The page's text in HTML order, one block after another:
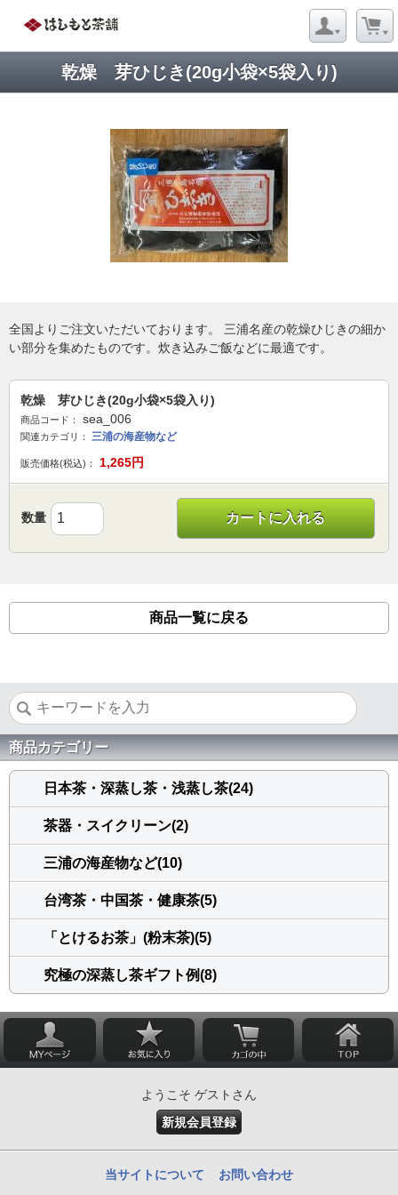
乾燥 芽ひじき(20g小袋×5袋入り)
全国よりご注文いただいております。 三浦名産の乾燥ひじきの細か
い部分を集めたものです。炊き込みご飯などに最適です。
乾燥 芽ひじき(20g小袋×5袋入り)
商品コード： sea_006
関連カテゴリ： 三浦の海産物など
販売価格(税込)： 1,265円
数量 カートに入れる
商品一覧に戻る
商品カテゴリー
日本茶・深蒸し茶・浅蒸し茶(24)
茶器・スイクリーン(2)
三浦の海産物など(10)
台湾茶・中国茶・健康茶(5)
「とけるお茶」(粉末茶)(5)
究極の深蒸し茶ギフト例(8)
ようこそ ゲストさん
新規会員登録
当サイトについて お問い合わせ